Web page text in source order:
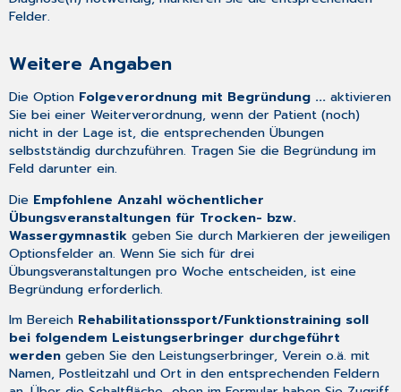
Felder.
Weitere Angaben
Die Option Folgeverordnung mit Begründung ... aktivieren
Sie bei einer Weiterverordnung, wenn der Patient (noch)
nicht in der Lage ist, die entsprechenden Übungen
selbstständig durchzuführen. Tragen Sie die Begründung im
Feld darunter ein.
Die Empfohlene Anzahl wöchentlicher
Übungsveranstaltungen für Trocken- bzw.
Wassergymnastik geben Sie durch Markieren der jeweiligen
Optionsfelder an. Wenn Sie sich für drei
Übungsveranstaltungen pro Woche entscheiden, ist eine
Begründung erforderlich.
Im Bereich Rehabilitationssport/Funktionstraining soll
bei folgendem Leistungserbringer durchgeführt
werden geben Sie den Leistungserbringer, Verein o.ä. mit
Namen, Postleitzahl und Ort in den entsprechenden Feldern